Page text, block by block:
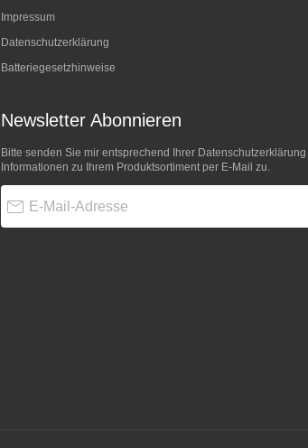
Impressum
Datenschutzerklärung
Batteriegesetzhinweise
Newsletter Abonnieren
Bitte senden Sie mir entsprechend Ihrer Datenschutzerklärung
Informationen zu Ihrem Produktsortiment per E-Mail zu.